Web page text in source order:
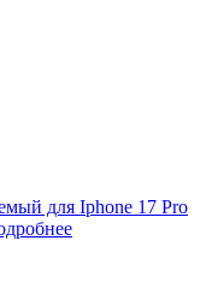
для Iphone 17 Pro